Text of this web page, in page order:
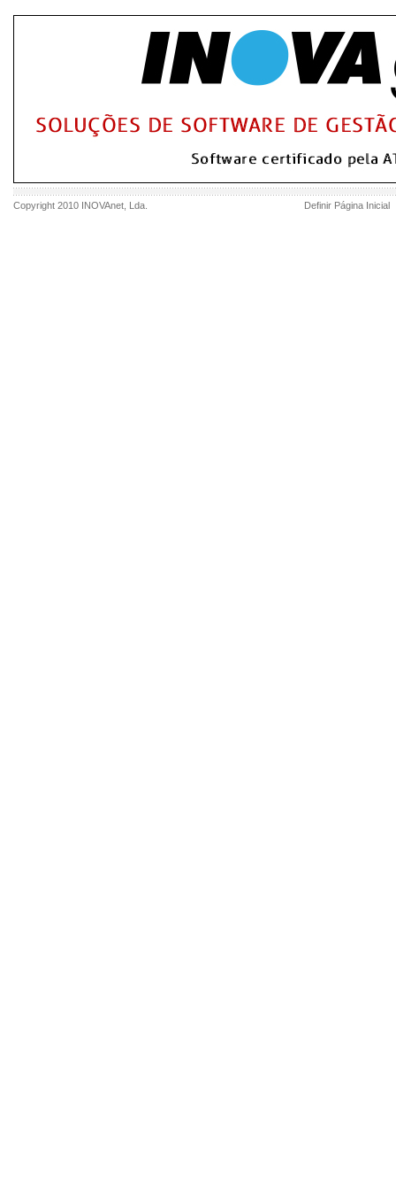
Copyright 2010 INOVAnet , Lda. Definir Página Inicial